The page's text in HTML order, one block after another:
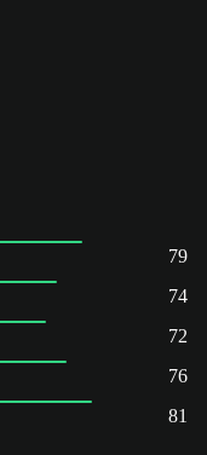
79
74
72
76
81